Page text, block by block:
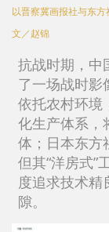
以晋察冀画报社与东方
文／赵锦
抗战时期，中
了一场战时影
依托农村环境
化生产体系，
体；日本东方
但其“洋房式”
度追求技术精
隙。